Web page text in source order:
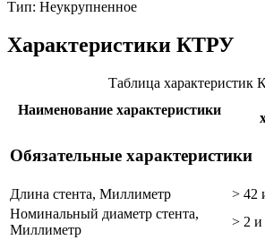
Тип: Неукрупненное
Характеристики КТРУ
Таблица характеристик
Наименование характеристики
Обязательные характеристики
Длина стента, Миллиметр
> 42
Номинальный диаметр стента,
Миллиметр
> 2 и